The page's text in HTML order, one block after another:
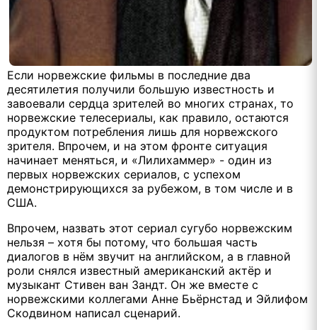
Если норвежские фильмы в последние два
десятилетия получили большую известность и
завоевали сердца зрителей во многих странах, то
норвежские телесериалы, как правило, остаются
продуктом потребления лишь для норвежского
зрителя. Впрочем, и на этом фронте ситуация
начинает меняться, и «Лилихаммер» - один из
первых норвежских сериалов, с успехом
демонстрирующихся за рубежом, в том числе и в
США.
Впрочем, назвать этот сериал сугубо норвежским
нельзя – хотя бы потому, что большая часть
диалогов в нём звучит на английском, а в главной
роли снялся известный американский актёр и
музыкант Стивен ван Зандт. Он же вместе с
норвежскими коллегами Анне Бьёрнстад и Эйлифом
Скодвином написал сценарий.